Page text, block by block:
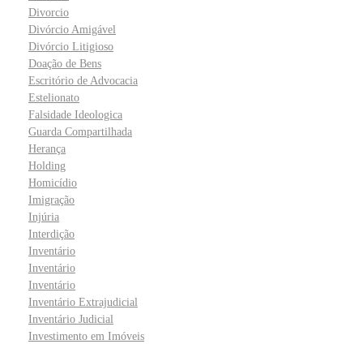
Divorcio
Divórcio Amigável
Divórcio Litigioso
Doação de Bens
Escritório de Advocacia
Estelionato
Falsidade Ideologica
Guarda Compartilhada
Herança
Holding
Homicídio
Imigração
Injúria
Interdição
Inventário
Inventário
Inventário
Inventário Extrajudicial
Inventário Judicial
Investimento em Imóveis